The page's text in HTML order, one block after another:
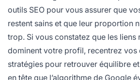
outils SEO pour vous assurer que
restent sains et que leur proportion
trop. Si vous constatez que les liens
dominent votre profil, recentrez vos
stratégies pour retrouver équilibre
en tête que l’algorithme de Google